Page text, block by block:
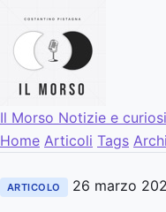
Il Morso Notizie e
Home Articoli Tags
ARTICOLO 26 marzo